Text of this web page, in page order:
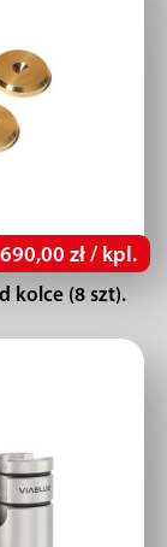
690,00 zł / kpl.
kolce (8 szt).